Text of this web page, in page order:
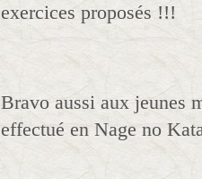
exercices proposés !!!
Bravo aussi aux jeunes
effectué en Nage no